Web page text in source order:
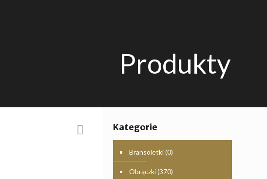
Produkty
Kategorie
Bransoletki(0)
Obrączki(370)